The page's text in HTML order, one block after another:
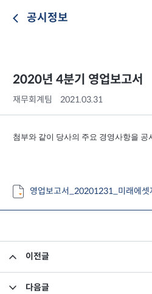
공시정보
2020년 4분기 영업보고서
재무회계팀 2021.03.31
첨부와 같이 당사의 주요 경영사항을 공
영업보고서_20201231_미래에
이전글
다음글